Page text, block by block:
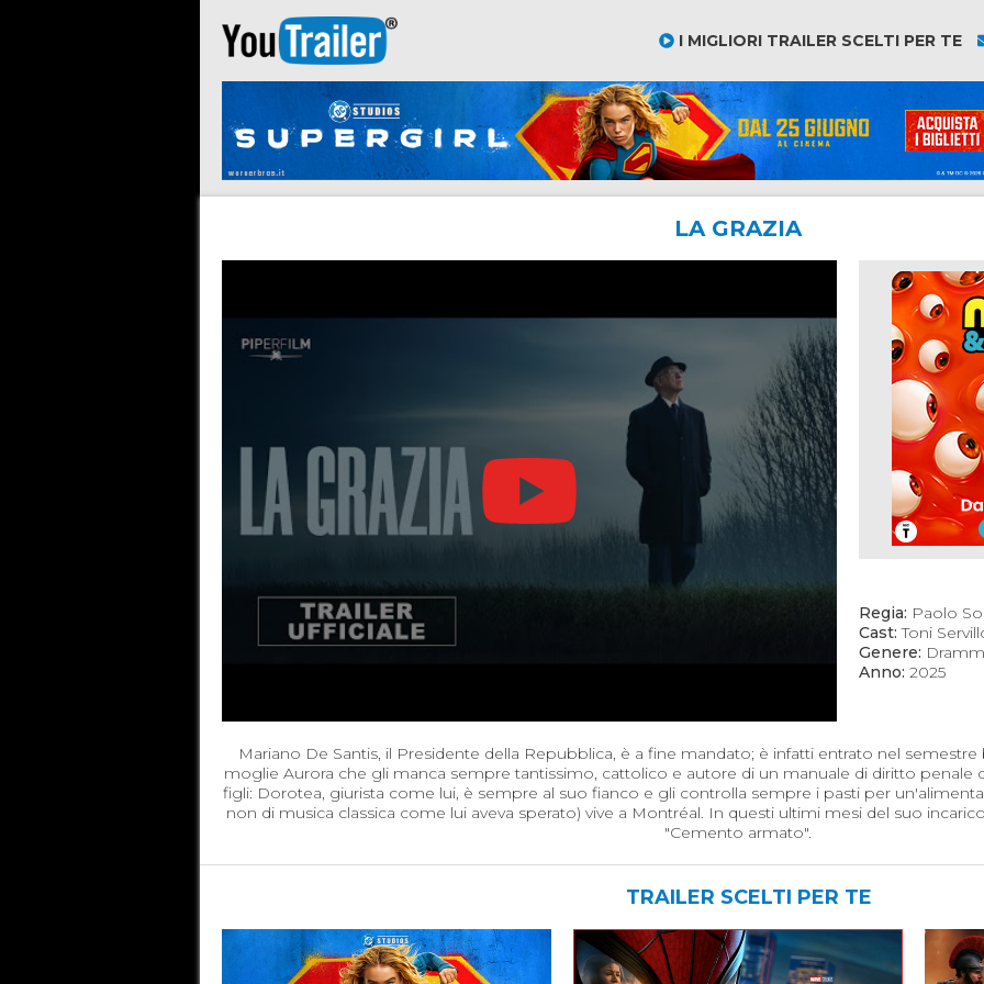
I MIGLIORI TRAILER SCELTI PER TE
LA GRAZIA
Regia: Paolo
Cast: Toni
Genere:
Anno: 2025
Mariano De Santis, il Presidente della Repubblica, è a fine mandato; è infatti entrato nel
moglie Aurora che gli manca sempre tantissimo, cattolico e autore di un manuale di diritto penale
figli: Dorotea, giurista come lui, è sempre al suo fianco e gli controlla sempre i pasti per
non di musica classica come lui aveva sperato) vive a Montréal. In questi ultimi mesi del suo
"Cemento armato".
TRAILER SCELTI PER TE